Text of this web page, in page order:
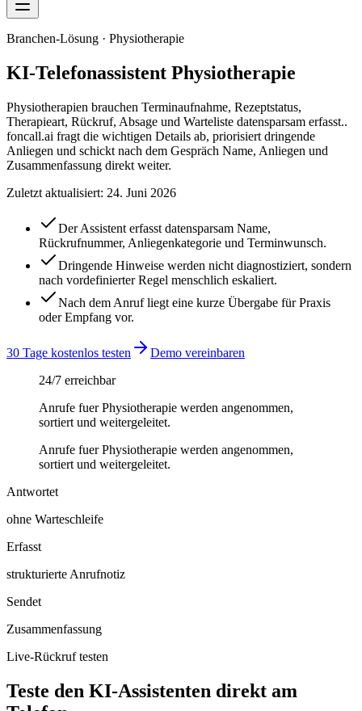
Branchen-Lösung · Physiotherapie
KI-Telefonassistent Physiotherapie
Physiotherapien brauchen Terminaufnahme, Rezeptstatus,
Therapieart, Rückruf, Absage und Warteliste datensparsam erfasst..
foncall.ai fragt die wichtigen Details ab, priorisiert dringende
Anliegen und schickt nach dem Gespräch Name, Anliegen und
Zusammenfassung direkt weiter.
Zuletzt aktualisiert: 24. Juni 2026
Der Assistent erfasst datensparsam Name,
Rückrufnummer, Anliegenkategorie und Terminwunsch.
Dringende Hinweise werden nicht diagnostiziert, sondern
nach vordefinierter Regel menschlich eskaliert.
Nach dem Anruf liegt eine kurze Übergabe für Praxis
oder Empfang vor.
30 Tage kostenlos testen
Demo vereinbaren
24/7 erreichbar
Anrufe fuer Physiotherapie werden angenommen,
sortiert und weitergeleitet.
Anrufe fuer Physiotherapie werden angenommen,
sortiert und weitergeleitet.
Antwortet
ohne Warteschleife
Erfasst
strukturierte Anrufnotiz
Sendet
Zusammenfassung
Live-Rückruf testen
Teste den KI-Assistenten direkt am